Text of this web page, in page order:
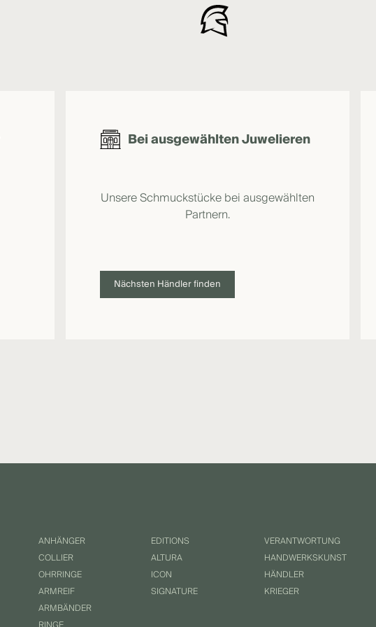
Bei ausgewählten Juwelieren
Unsere Schmuckstücke bei ausgewählten
Partnern.
Nächsten Händler finden
ANHÄNGER
COLLIER
OHRRINGE
ARMREIF
ARMBÄNDER
EDITIONS
ALTURA
ICON
SIGNATURE
VERANTWORTUNG
HANDWERKSKUNST
HÄNDLER
KRIEGER